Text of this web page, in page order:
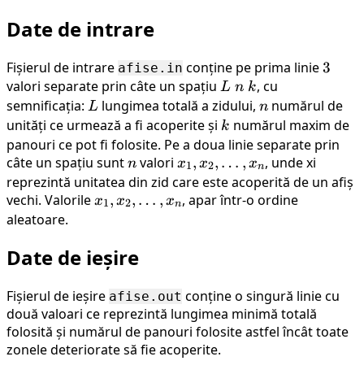
Date de intrare
Fișierul de intrare afise.in conține pe prima linie3
3
valori separate prin câte un spațiu L
\
n
\
k
L n k, cu
semnificația: L
L lungimea totală a zidului, n
n numărul de
unități ce urmează a fi acoperite și k
k numărul maxim de
panouri ce pot fi folosite. Pe a doua linie separate prin
câte un spațiu suntn
n valori x_1,
x_2,
\dots,
x1, x2, … , xn, unde xi
reprezintă unitatea din zid care este acoperită de un afiș
vechi. Valorilex_1,
x_n
x1, x2, … , xn, apar într-o ordine
aleatoare.
Date de ieșire
Fișierul de ieșire afise.out conține o singură linie cu
două valoari ce reprezintă lungimea minimă totală
folosită și numărul de panouri folosite astfel încât toate
zonele deteriorate să fie acoperite.